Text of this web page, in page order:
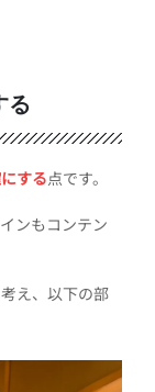
る
する点です。
ンもコンテン
え、以下の部